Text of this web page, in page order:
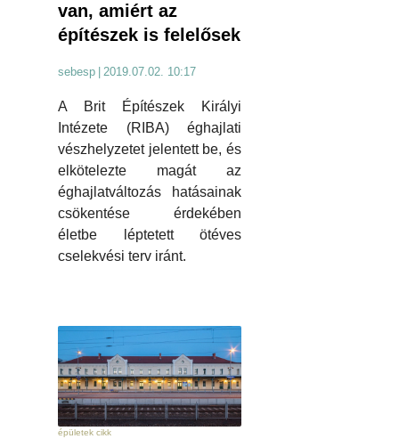
van, amiért az
építészek is felelősek
sebesp 2019.07.02. 10:17
A Brit Építészek Királyi
Intézete (RIBA) éghajlati
vészhelyzetet jelentett be, és
elkötelezte magát az
éghajlatváltozás hatásainak
csökentése érdekében
életbe léptetett ötéves
cselekvési terv iránt.
épületek cikk